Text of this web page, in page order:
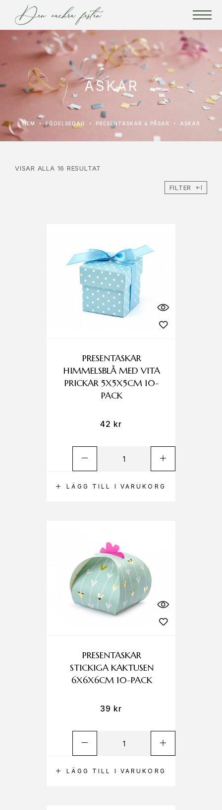
ASKAR
HEM FÖDELSEDAG PRESENTASKAR & PÅSAR ASKAR
VISAR ALLA 16 RESULTAT
FILTER
LÄGG TILL I VARUKORG
PRESENTASKAR
HIMMELSBLÅ MED VITA
PRICKAR 5X5X5CM 10-
PACK
42 kr
LÄGG TILL I VARUKORG
PRESENTASKAR
STICKIGA KAKTUSEN
6X6X6CM 10-PACK
39 kr